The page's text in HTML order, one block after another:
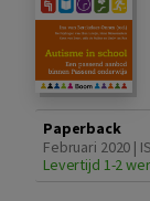
Paperback
Februari 2020 |
Levertijd 1-2